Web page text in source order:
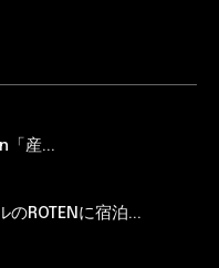
「産...
のROTENに宿泊...